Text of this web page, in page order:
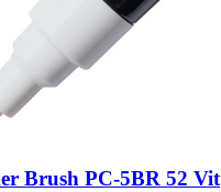
Brush PC-5BR 52 Vit